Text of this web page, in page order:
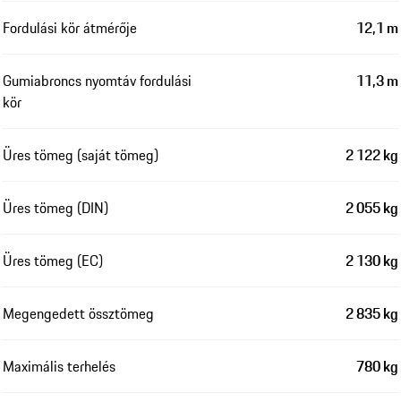
Fordulási kör átmérője 12,1 m
Gumiabroncs nyomtáv fordulási
kör
11,3 m
Üres tömeg (saját tömeg) 2 122 kg
Üres tömeg (DIN) 2 055 kg
Üres tömeg (EC) 2 130 kg
Megengedett össztömeg 2 835 kg
Maximális terhelés 780 kg